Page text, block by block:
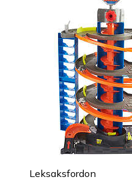
Leksaksfordon